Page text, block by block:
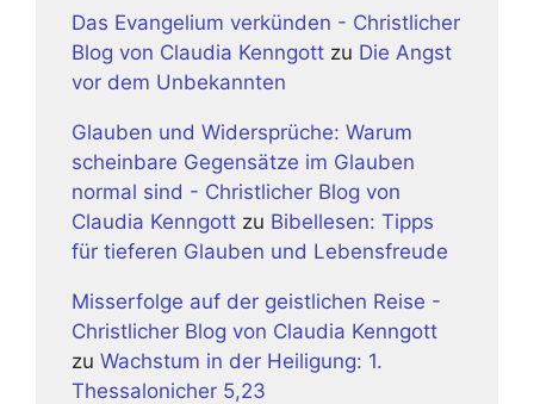
Das Evangelium verkünden - Christlicher
Blog von Claudia Kenngott zu Die Angst
vor dem Unbekannten
Glauben und Widersprüche: Warum
scheinbare Gegensätze im Glauben
normal sind - Christlicher Blog von
Claudia Kenngott zu Bibellesen: Tipps
für tieferen Glauben und Lebensfreude
Misserfolge auf der geistlichen Reise -
Christlicher Blog von Claudia Kenngott
zu Wachstum in der Heiligung: 1.
Thessalonicher 5,23